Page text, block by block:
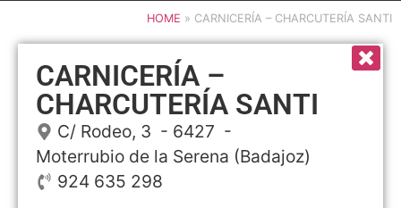
HOME » CARNICERÍA – CHARCUTERÍA SANTI
CARNICERÍA –
CHARCUTERÍA SANTI
C/ Rodeo, 3 - 6427 -
Moterrubio de la Serena (Badajoz)
924 635 298